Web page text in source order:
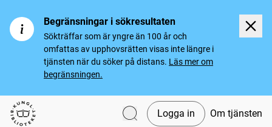
Begränsningar i sökresultaten
Sökträffar som är yngre än 100 år och
omfattas av upphovsrätten visas inte längre i
tjänsten när du söker på distans. Läs mer om
begränsningen.
Svenska tidningar
Logga in Om tjänsten